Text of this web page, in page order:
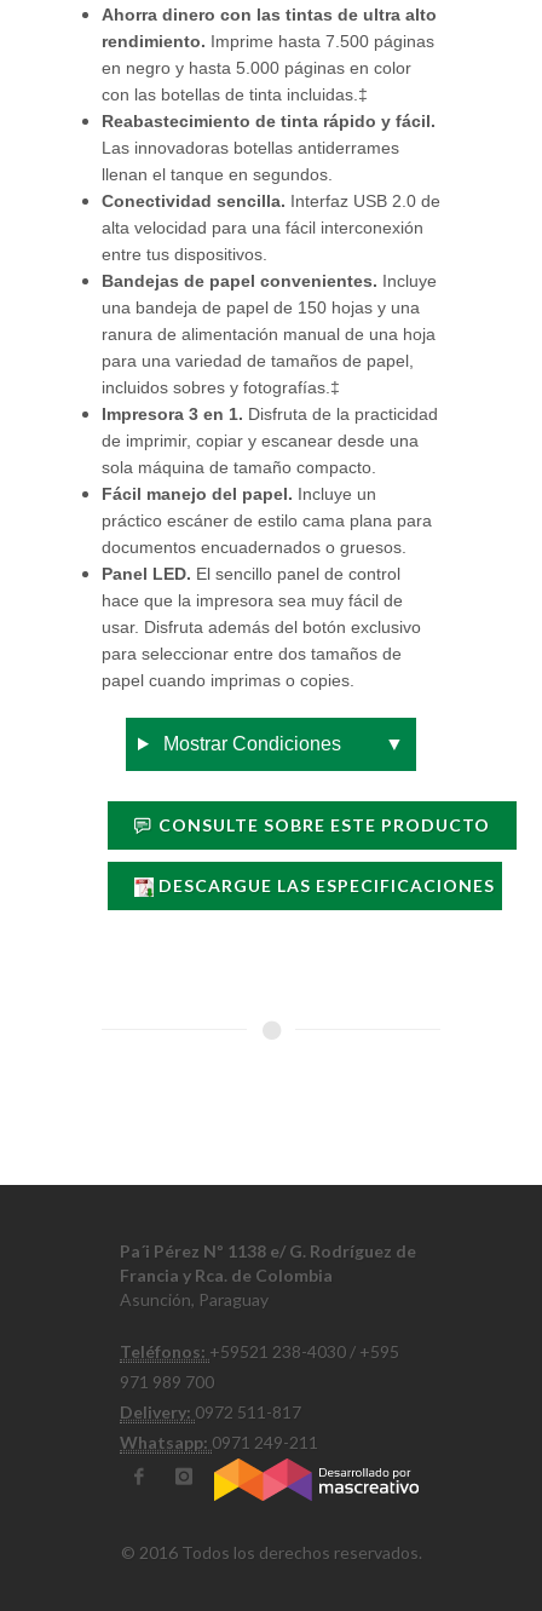
Ahorra dinero con las tintas de ultra alto
rendimiento. Imprime hasta 7.500 páginas
en negro y hasta 5.000 páginas en color
con las botellas de tinta incluidas.‡
Reabastecimiento de tinta rápido y fácil.
Las innovadoras botellas antiderrames
llenan el tanque en segundos.
Conectividad sencilla. Interfaz USB 2.0 de
alta velocidad para una fácil interconexión
entre tus dispositivos.
Bandejas de papel convenientes. Incluye
una bandeja de papel de 150 hojas y una
ranura de alimentación manual de una hoja
para una variedad de tamaños de papel,
incluidos sobres y fotografías.‡
Impresora 3 en 1. Disfruta de la practicidad
de imprimir, copiar y escanear desde una
sola máquina de tamaño compacto.
Fácil manejo del papel. Incluye un
práctico escáner de estilo cama plana para
documentos encuadernados o gruesos.
Panel LED. El sencillo panel de control
hace que la impresora sea muy fácil de
usar. Disfruta además del botón exclusivo
para seleccionar entre dos tamaños de
papel cuando imprimas o copies.
Mostrar Condiciones ▼
CONSULTE SOBRE ESTE PRODUCTO
DESCARGUE LAS ESPECIFICACIONES
Pa´i Pérez Nº 1138 e/ G. Rodríguez de
Francia y Rca. de Colombia
Asunción, Paraguay
Teléfonos: +59521 238-4030 / +595
971 989 700
Delivery: 0972 511-817
Whatsapp: 0971 249-211
© 2016 Todos los derechos reservados.